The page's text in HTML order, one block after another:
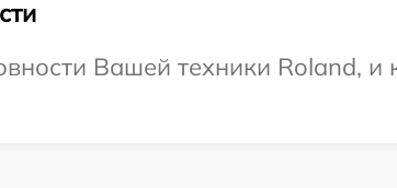
Вашей техники Roland,